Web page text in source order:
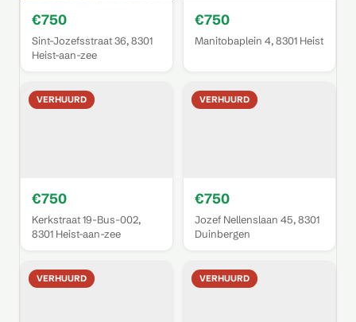
€750
Sint-Jozefsstraat 36, 8301
Heist-aan-zee
€750
Manitobaplein 4, 8301 Heist
VERHUURD
€750
Kerkstraat 19-Bus-002,
8301 Heist-aan-zee
VERHUURD
€750
Jozef Nellenslaan 45, 8301
Duinbergen
VERHUURD VERHUURD